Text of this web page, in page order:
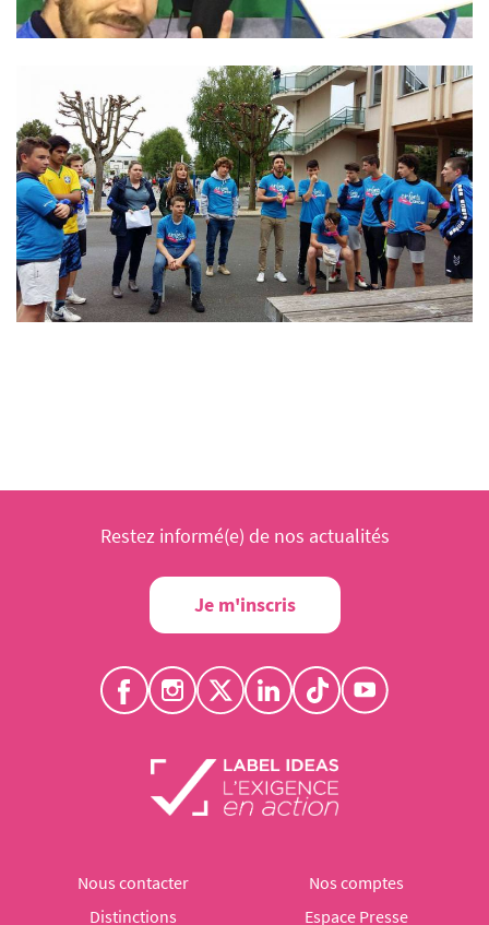
Restez informé(e) de nos actualités
Je m'inscris
Nous contacter
Nos comptes
Distinctions
Espace Presse